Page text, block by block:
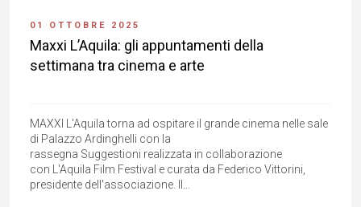
01 OTTOBRE 2025
Maxxi L’Aquila: gli appuntamenti della
settimana tra cinema e arte
MAXXI L'Aquila torna ad ospitare il grande cinema nelle sale
di Palazzo Ardinghelli con la
rassegna Suggestioni realizzata in collaborazione
con L'Aquila Film Festival e curata da Federico Vittorini,
presidente dell'associazione. Il...